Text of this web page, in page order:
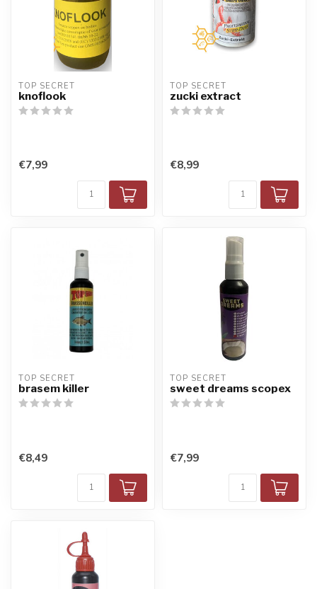
TOP SECRET
knoflook
€7,99
TOP SECRET
zucki extract
€8,99
TOP SECRET
brasem killer
€8,49
TOP SECRET
sweet dreams scopex
€7,99